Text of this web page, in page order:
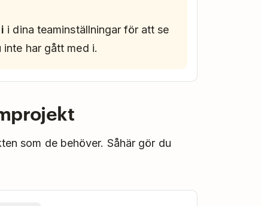
i dina teaminställningar för att se
har gått med i.
som de behöver. Såhär gör du